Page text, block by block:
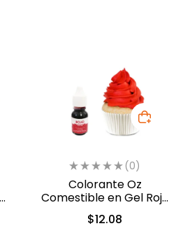
(0)
Colorante Oz
Comestible en Gel Rojo
10 ml (551)
$12.08